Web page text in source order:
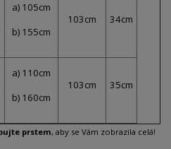
a) 105cm
b) 155cm
103cm 34cm
a) 110cm
b) 160cm
103cm 35cm
prstem, aby se Vám zobrazila celá!